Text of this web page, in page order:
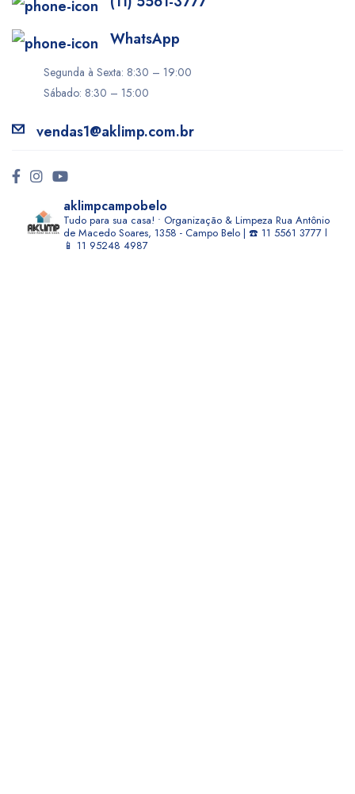
WhatsApp
Segunda à Sexta: 8:30 – 19:00
Sábado: 8:30 – 15:00
vendas1@aklimp.com.br
aklimpcampobelo
Tudo para sua casa! • Organização & Limpeza Rua Antônio
de Macedo Soares, 1358 - Campo Belo | ☎️ 11 5561 3777 l
📱 11 95248 4987